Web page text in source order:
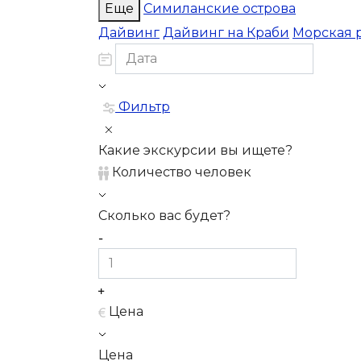
Еще
Симиланские острова
Дайвинг Дайвинг на Краби Морская
Фильтр
Какие экскурсии вы ищете?
Количество человек
Сколько вас будет?
Цена
Цена